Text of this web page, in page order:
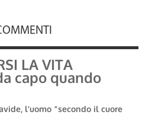
LA VITA
capo quando
l’uomo “secondo il cuore